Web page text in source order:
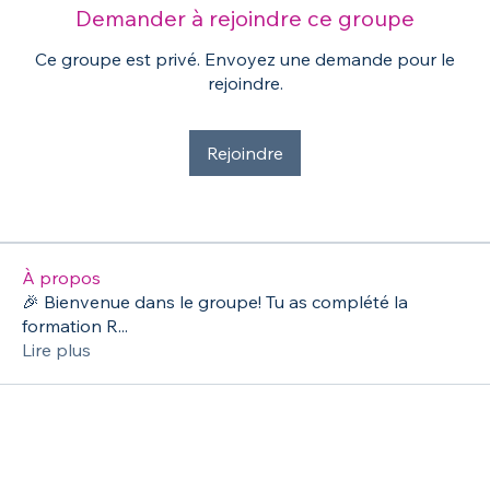
Demander à rejoindre ce groupe
Ce groupe est privé. Envoyez une demande pour le
rejoindre.
Rejoindre
À propos
🎉 Bienvenue dans le groupe! Tu as complété la
formation R...
Lire plus